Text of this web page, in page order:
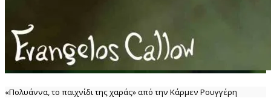
«Πολυάννα, το παιχνίδι της χαράς» από την Κάρμεν Ρουγγέρη